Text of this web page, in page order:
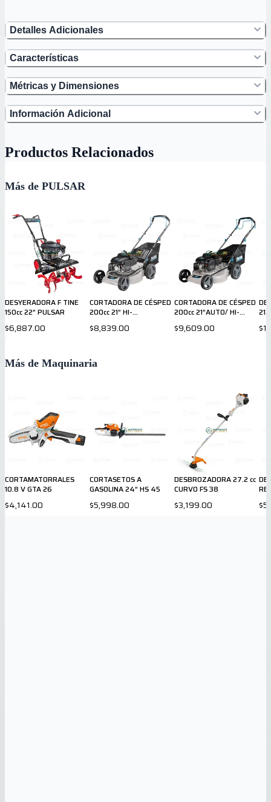
Detalles Adicionales
Características
Métricas y Dimensiones
Información Adicional
Productos Relacionados
Más de PULSAR
DESYERADORA F TINE
150cc 22” PULSAR
$6,887.00
CORTADORA DE CÉSPED
200cc 21” HI-
$8,839.00
CORTADORA DE CÉSPED
200cc 21”AUTO/ HI-
$9,609.00
Más de Maquinaria
CORTAMATORRALES
10.8 V GTA 26
$4,141.00
CORTASETOS A
GASOLINA 24” HS 45
$5,998.00
DESBROZADORA 27.2 cc
CURVO FS 38
$3,199.00